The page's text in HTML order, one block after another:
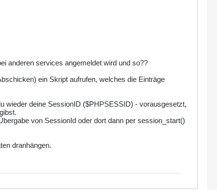
anderen services angemeldet wird und so??
ein Skript aufrufen, welches die Einträge
wieder deine SessionID ($PHPSESSID) - vorausgesetzt,
von SessionId oder dort dann per session_start()
dranhängen.